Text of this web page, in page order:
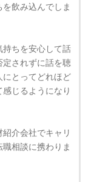
飲み込んでしま
持ちを安心して話
されずに話を聴
にとってどれほど
じるようになり
介会社でキャリ
相談に携わりま